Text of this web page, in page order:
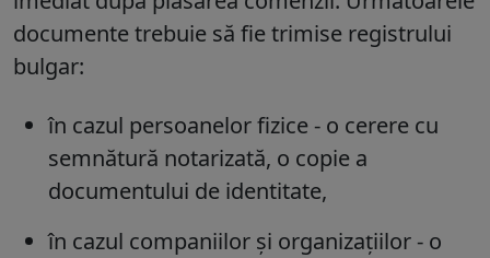
documente trebuie să fie trimise registrului
bulgar:
în cazul persoanelor fizice - o cerere cu
semnătură notarizată, o copie a
documentului de identitate,
în cazul companiilor și organizațiilor - o